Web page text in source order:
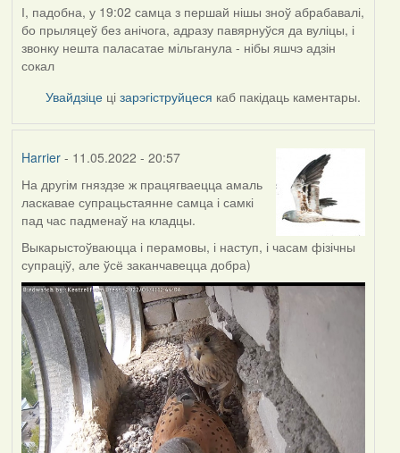
І, падобна, у 19:02 самца з першай нішы зноў абрабавалі,
бо прыляцеў без анічога, адразу павярнуўся да вуліцы, і
звонку нешта паласатае мільганула - нібы яшчэ адзін
сокал
Увайдзіце цізарэгіструйцеся каб пакідаць каментары.
Harrier- 11.05.2022 - 20:57
На другім гняздзе ж працягваецца амаль
ласкавае супрацьстаянне самца і самкі
пад час падменаў на кладцы.
Выкарыстоўваюцца і перамовы, і наступ, і часам фізічны
супраціў, але ўсё заканчавецца добра)